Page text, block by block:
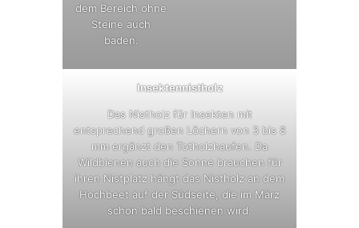
dem Bereich ohne
Steine auch
baden.
Insektennistholz
Das Nistholz für Insekten mit
entsprechend großen Löchern von 3 bis 8
mm ergänzt den Totholzhaufen. Da
Wildbienen auch die Sonne brauchen für
ihren Nistplatz hängt das Nistholz an dem
Hochbeet auf der Südseite, die im März
schon bald beschienen wird.